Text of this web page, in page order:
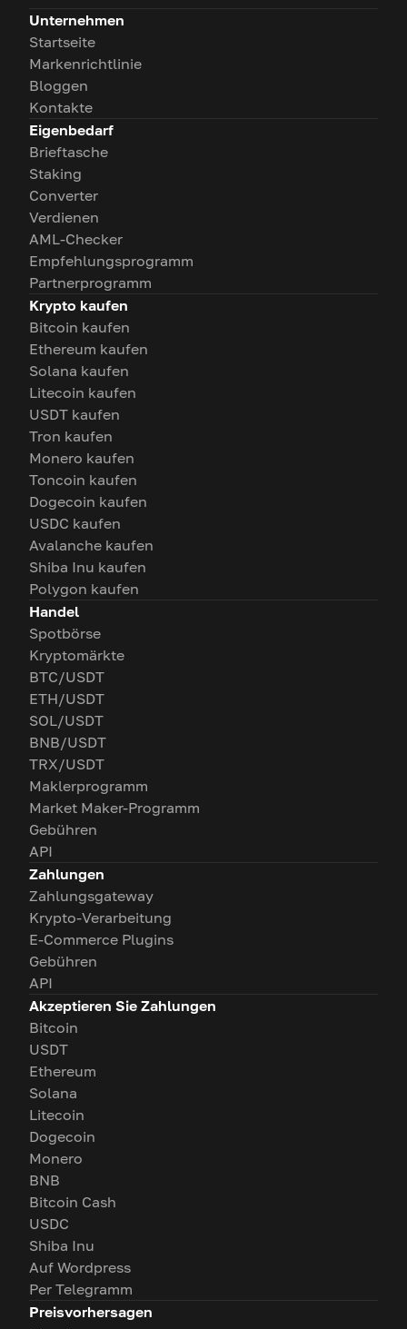
Unternehmen
Startseite
Markenrichtlinie
Bloggen
Kontakte
Eigenbedarf
Brieftasche
Staking
Converter
Verdienen
AML-Checker
Empfehlungsprogramm
Partnerprogramm
Krypto kaufen
Bitcoin kaufen
Ethereum kaufen
Solana kaufen
Litecoin kaufen
USDT kaufen
Tron kaufen
Monero kaufen
Toncoin kaufen
Dogecoin kaufen
USDC kaufen
Avalanche kaufen
Shiba Inu kaufen
Polygon kaufen
Handel
Spotbörse
Kryptomärkte
BTC/USDT
ETH/USDT
SOL/USDT
BNB/USDT
TRX/USDT
Maklerprogramm
Market Maker-Programm
Gebühren
API
Zahlungen
Zahlungsgateway
Krypto-Verarbeitung
E-Commerce Plugins
Gebühren
API
Akzeptieren Sie Zahlungen
Bitcoin
USDT
Ethereum
Solana
Litecoin
Dogecoin
Monero
BNB
Bitcoin Cash
USDC
Shiba Inu
Auf Wordpress
Per Telegramm
Preisvorhersagen